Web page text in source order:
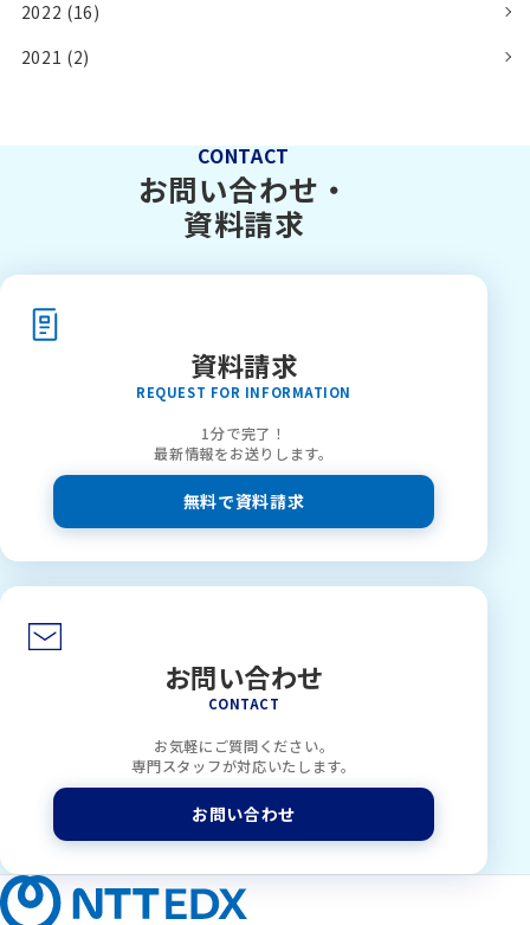
2022 (16)
2021 (2)
CONTACT
お問い合わせ・
資料請求
資料請求
REQUEST FOR INFORMATION
1分で完了！
最新情報をお送りします。
無料で資料請求
お問い合わせ
CONTACT
お気軽にご質問ください。
専門スタッフが対応いたします。
お問い合わせ